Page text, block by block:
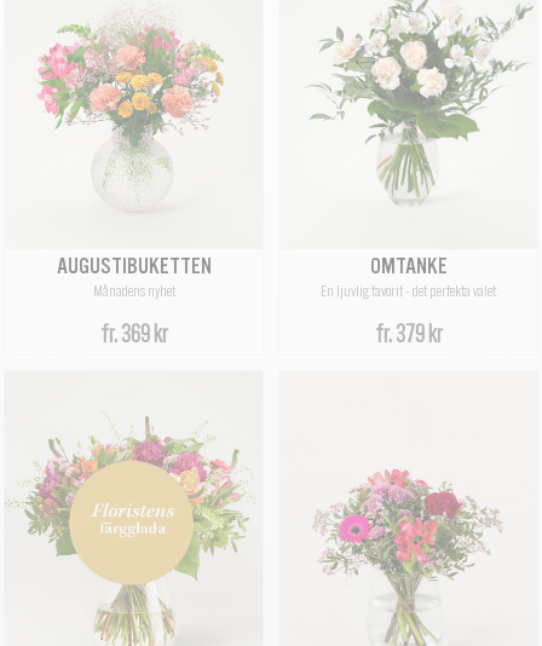
AUGUSTIBUKETTEN
Månadens nyhet
fr.369 kr
OMTANKE
En ljuvlig favorit - det perfekta valet
fr.379 kr